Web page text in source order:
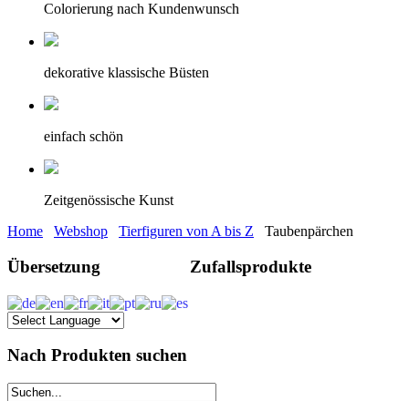
Colorierung nach Kundenwunsch
dekorative klassische Büsten
einfach schön
Zeitgenössische Kunst
Home
Webshop Tierfiguren von A bis Z Taubenpärchen
Übersetzung
Nach Produkten suchen
Zufallsprodukte